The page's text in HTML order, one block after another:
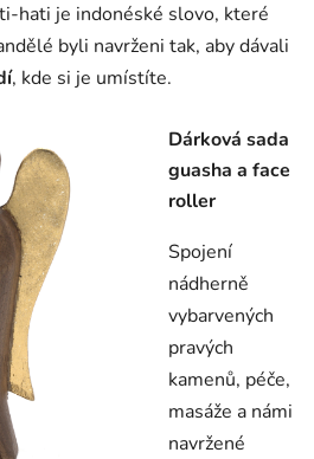
hati je indonéské slovo, které
byli navrženi tak, aby dávali
, kde si je umístíte.
Dárková sada
guasha a face
roller
Spojení
nádherně
vybarvených
pravých
kamenů, péče,
masáže a námi
navržené